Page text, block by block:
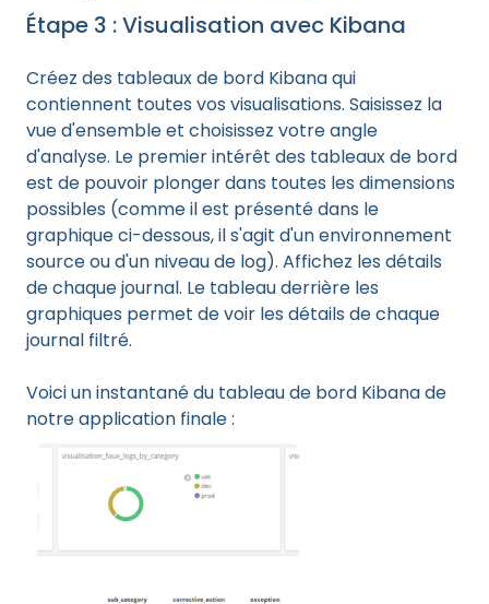
Étape 3 : Visualisation avec Kibana
Créez des tableaux de bord Kibana qui
contiennent toutes vos visualisations. Saisissez la
vue d'ensemble et choisissez votre angle
d'analyse. Le premier intérêt des tableaux de bord
est de pouvoir plonger dans toutes les dimensions
possibles (comme il est présenté dans le
graphique ci-dessous, il s'agit d'un environnement
source ou d'un niveau de log). Affichez les détails
de chaque journal. Le tableau derrière les
graphiques permet de voir les détails de chaque
journal filtré.
Voici un instantané du tableau de bord Kibana de
notre application finale :